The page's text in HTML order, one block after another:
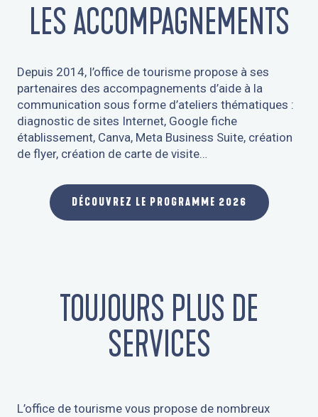
LES ACCOMPAGNEMENTS
Depuis 2014, l’office de tourisme propose à ses
partenaires des accompagnements d’aide à la
communication sous forme d’ateliers thématiques :
diagnostic de sites Internet, Google fiche
établissement, Canva, Meta Business Suite, création
de flyer, création de carte de visite…
DÉCOUVREZ LE PROGRAMME 2026
TOUJOURS PLUS DE
SERVICES
L’office de tourisme vous propose de nombreux